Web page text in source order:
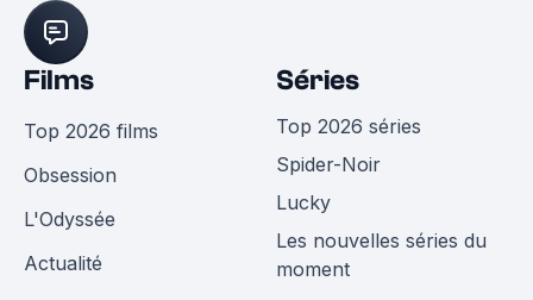
Films
Top 2026 films
Obsession
L'Odyssée
Actualité
Séries
Top 2026 séries
Spider-Noir
Lucky
Les nouvelles séries du
moment